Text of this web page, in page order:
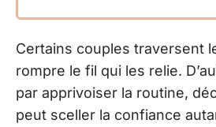
Certains couples traversent
rompre le fil qui les relie.
par apprivoiser la routine,
peut sceller la confiance